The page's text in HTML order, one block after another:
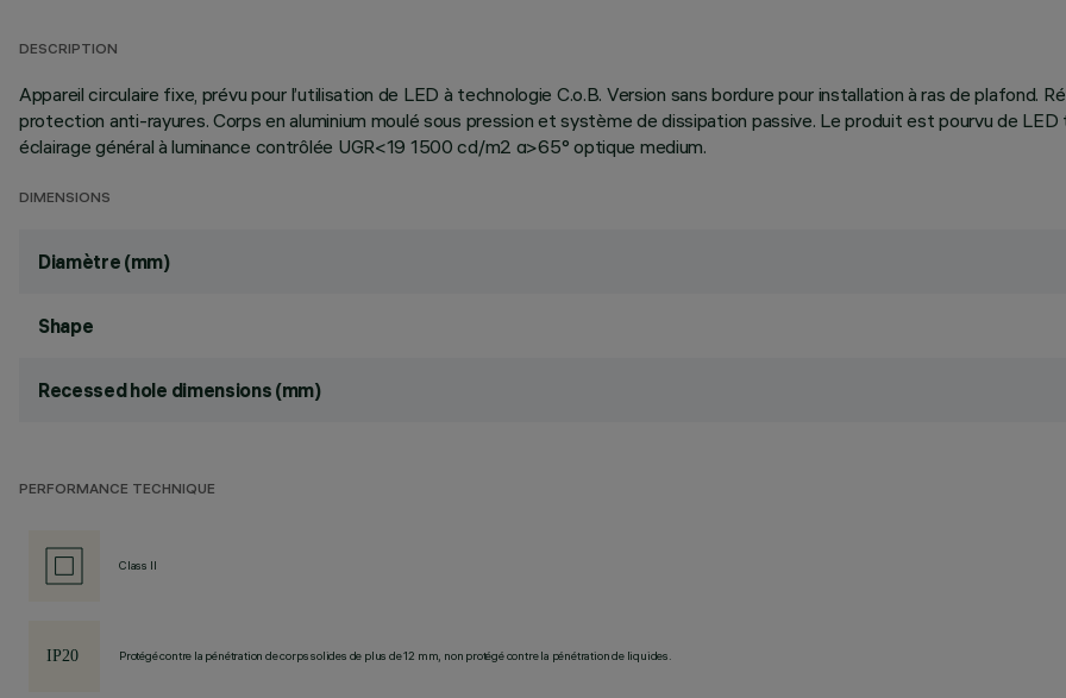
DESCRIPTION
Appareil circulaire fixe, prévu pour l’utilisation de LED à technologie C.o.B. Version sans bordure pour installation à ras de plafond.
protection anti-rayures. Corps en aluminium moulé sous pression et système de dissipation passive. Le produit est pourvu de
éclairage général à luminance contrôlée UGR<19 1500 cd/m2 α>65° optique medium.
DIMENSIONS
Diamètre (mm)
Shape
Recessed hole dimensions (mm)
PERFORMANCE TECHNIQUE
Class II
Protégé contre la pénétration de corps solides de plus de 12 mm, non protégé contre la pénétration de liquides.